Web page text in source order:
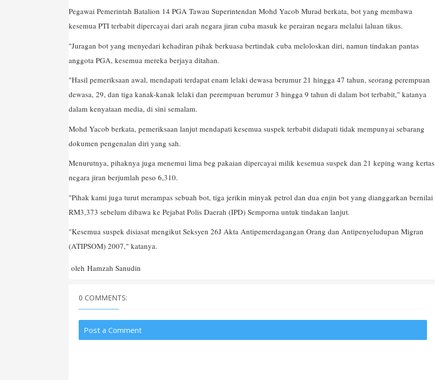
Pegawai Pemerintah Batalion 14 PGA Tawau Superintendan Mohd Yacob Murad berkata, bot yang membawa
kesemua PTI terbabit dipercayai dari arah negara jiran cuba masuk ke perairan negara melalui laluan tikus.
"Juragan bot yang menyedari kehadiran pihak berkuasa bertindak cuba meloloskan diri, namun tindakan pantas
anggota PGA, kesemua mereka berjaya ditahan.
"Hasil pemeriksaan awal, mendapati terdapat enam lelaki dewasa berumur 21 hingga 47 tahun, seorang perempuan
dewasa, 29, dan tiga kanak-kanak lelaki dan perempuan berumur 3 hingga 9 tahun di dalam bot terbabit," katanya
dalam kenyataan media, di sini semalam.
Mohd Yacob berkata, pemeriksaan lanjut mendapati kesemua suspek terbabit didapati tidak mempunyai sebarang
dokumen pengenalan diri yang sah.
Menurutnya, pihaknya juga menemui lima beg pakaian dipercayai milik kesemua suspek dan 21 keping wang kertas
negara jiran berjumlah peso 6,310.
"Pihak kami juga turut merampas sebuah bot, tiga jerikin minyak petrol dan dua enjin bot yang dianggarkan bernilai
RM3,373 sebelum dibawa ke Pejabat Polis Daerah (IPD) Semporna untuk tindakan lanjut.
"Kesemua suspek disiasat mengikut Seksyen 26J Akta Antipemerdagangan Orang dan Antipenyeludupan Migran
(ATIPSOM) 2007," katanya.
oleh Hamzah Sanudin
0 COMMENTS:
Post a Comment